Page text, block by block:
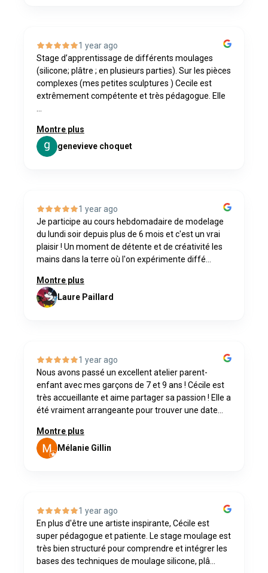
1 year ago
Stage d’apprentissage de différents moulages
(silicone; plâtre ; en plusieurs parties). Sur les pièces
complexes (mes petites sculptures ) Cecile est
extrêmement compétente et très pédagogue. Elle
Montre plus
genevieve choquet
1 year ago
Je participe au cours hebdomadaire de modelage
du lundi soir depuis plus de 6 mois et c'est un vrai
plaisir ! Un moment de détente et de créativité les
mains dans la terre où l'on expérimente diffé...
Montre plus
Laure Paillard
1 year ago
Nous avons passé un excellent atelier parent-
enfant avec mes garçons de 7 et 9 ans ! Cécile est
très accueillante et aime partager sa passion ! Elle a
été vraiment arrangeante pour trouver une date...
Montre plus
Mélanie Gillin
1 year ago
En plus d'être une artiste inspirante, Cécile est
super pédagogue et patiente. Le stage moulage est
très bien structuré pour comprendre et intégrer les
bases des techniques de moulage silicone, plâ...